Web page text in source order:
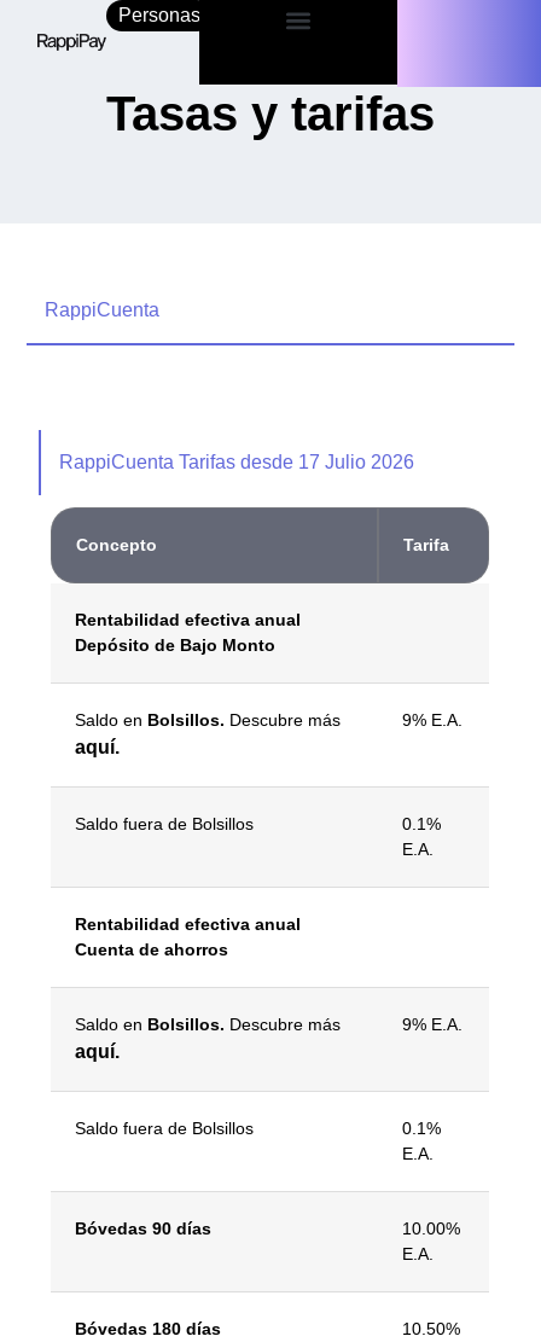
Personas Empresas
Tasas y tarifas
RappiCuenta
RappiCuenta Tarifas desde 17 Julio 2026
Concepto Tarifa
Rentabilidad efectiva anual
Depósito de Bajo Monto
Saldo en Bolsillos. Descubre más
aquí.
9% E.A.
Saldo fuera de Bolsillos
0.1%
E.A.
Rentabilidad efectiva anual
Cuenta de ahorros
Saldo en Bolsillos. Descubre más
aquí.
9% E.A.
Saldo fuera de Bolsillos
0.1%
E.A.
Bóvedas 90 días
10.00%
E.A.
Bóvedas 180 días
10.50%